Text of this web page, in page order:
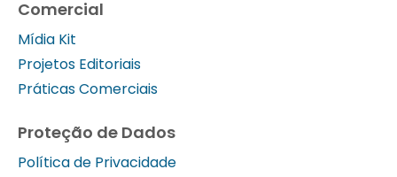
Comercial
Mídia Kit
Projetos Editoriais
Práticas Comerciais
Proteção de Dados
Política de Privacidade